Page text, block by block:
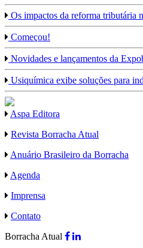
Os impactos da reforma tributária
Começou!
Novidades e lançamentos da
Usiquímica exibe soluções para
Aspa Editora
Revista Borracha Atual
Anuário Brasileiro da Borracha
Agenda
Imprensa
Contato
Borracha Atual